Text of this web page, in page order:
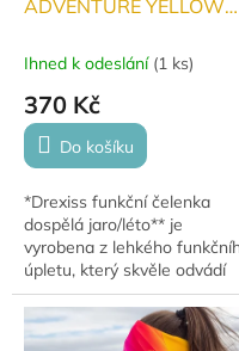
ADVENTURE YELLOW
Ihned k odeslání (1 ks)
370 Kč
Do košíku
*Drexiss funkční čelenka
dospělá jaro/léto** je
vyrobena z lehkého
úpletu, který skvěle odvádí
pot. Perfektní volba pro
cyklisty i další sportovní
nadšence....